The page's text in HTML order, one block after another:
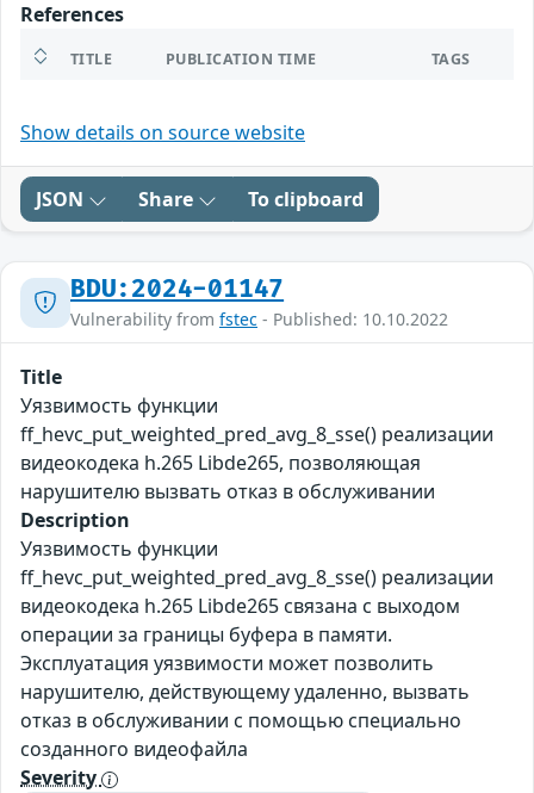
References
TITLE PUBLICATION TIME TAGS
Show details on source website
JSON Share To clipboard
BDU:2024-01147
Vulnerability from fstec - Published: 10.10.2022
Title
Уязвимость функции
ff_hevc_put_weighted_pred_avg_8_sse() реализации
видеокодека h.265 Libde265, позволяющая
нарушителю вызвать отказ в обслуживании
Description
Уязвимость функции
ff_hevc_put_weighted_pred_avg_8_sse() реализации
видеокодека h.265 Libde265 связана с выходом
операции за границы буфера в памяти.
Эксплуатация уязвимости может позволить
нарушителю, действующему удаленно, вызвать
отказ в обслуживании с помощью специально
созданного видеофайла
Severity